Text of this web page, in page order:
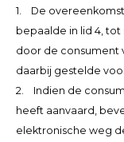
1. De
bepaalde in lid 4,
door de consument
daarbij gestelde
2. Indien de
heeft aanvaard,
elektronische weg